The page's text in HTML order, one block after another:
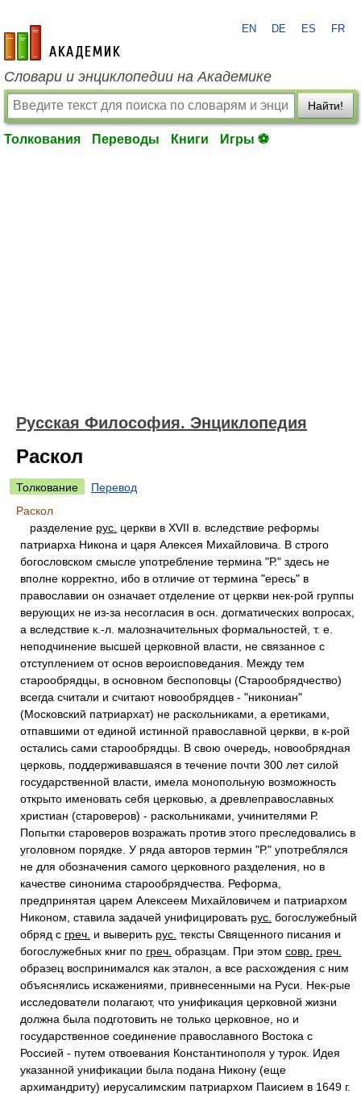
academic.ru
EN DE ES FR
Словари и энциклопедии на Академике
Найти!
Толкования Переводы Книги Игры ⚽
Русская Философия. Энциклопедия
Раскол
Толкование
Перевод
Раскол
разделение рус. церкви в XVII в. вследствие реформы
патриарха Никона и царя Алексея Михайловича. В строго
богословском смысле употребление термина "Р." здесь не
вполне корректно, ибо в отличие от термина "ересь" в
православии он означает отделение от церкви нек-рой группы
верующих не из-за несогласия в осн. догматических вопросах,
а вследствие к.-л. малозначительных формальностей, т. е.
неподчинение высшей церковной власти, не связанное с
отступлением от основ вероисповедания. Между тем
старообрядцы, в основном беспоповцы (Старообрядчество)
всегда считали и считают новообрядцев - "никониан"
(Московский патриархат) не раскольниками, а еретиками,
отпавшими от единой истинной православной церкви, в к-рой
остались сами старообрядцы. В свою очередь, новообрядная
церковь, поддерживавшаяся в течение почти 300 лет силой
государственной власти, имела монопольную возможность
открыто именовать себя церковью, а древлеправославных
христиан (староверов) - раскольниками, учинителями Р.
Попытки староверов возражать против этого преследовались в
уголовном порядке. У ряда авторов термин "Р." употреблялся
не для обозначения самого церковного разделения, но в
качестве синонима старообрядчества. Реформа,
предпринятая царем Алексеем Михайловичем и патриархом
Никоном, ставила задачей унифицировать рус. богослужебный
обряд с греч. и выверить рус. тексты Священного писания и
богослужебных книг по греч. образцам. При этом совр. греч.
образец воспринимался как эталон, а все расхождения с ним
объяснялись искажениями, привнесенными на Руси. Нек-рые
исследователи полагают, что унификация церковной жизни
должна была подготовить не только церковное, но и
государственное соединение православного Востока с
Россией - путем отвоевания Константинополя у турок. Идея
указанной унификации была подана Никону (еще
архимандриту) иерусалимским патриархом Паисием в 1649 г.